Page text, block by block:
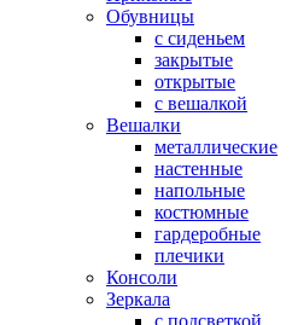
Обувницы
с сиденьем
закрытые
открытые
с вешалкой
Вешалки
металлические
настенные
напольные
костюмные
гардеробные
плечики
Консоли
Зеркала
с подсветкой